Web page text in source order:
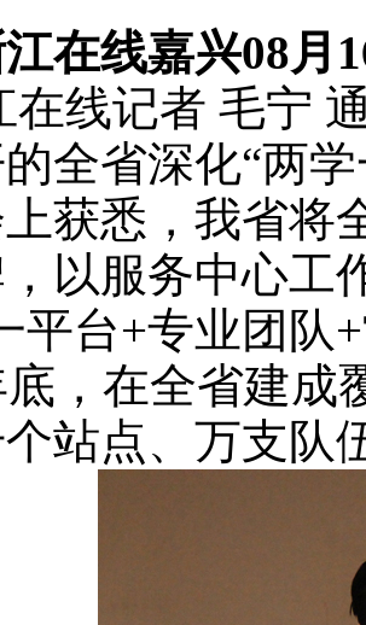
在线嘉兴08月
在线记者 毛宁
全省深化“两
获悉，我省将
以服务中心工
平台+专业团队
底，在全省建成
站点、万支队